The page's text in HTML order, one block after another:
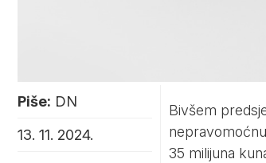
Piše: DN
13. 11. 2024.
Bivšem
35 milijuna